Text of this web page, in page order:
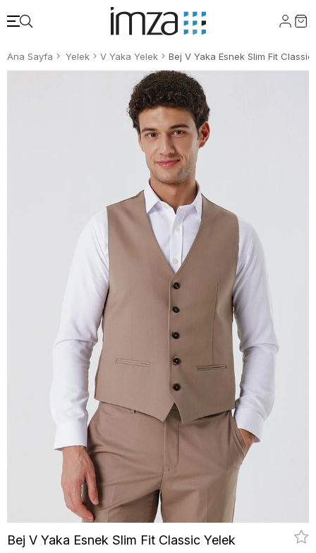
Ana Sayfa Yelek V Yaka Yelek Bej V Yaka Esnek Slim Fit
Bej V Yaka Esnek Slim Fit Classic Yelek